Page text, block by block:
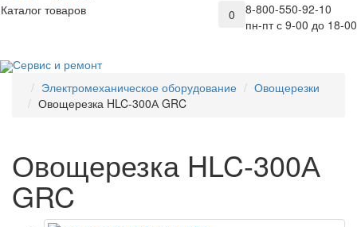
8-800-550-92-10
пн-пт с 9-00 до 18-00
0
Каталог товаров
Сервис и ремонт
Электромеханическое оборудование
Овощерезки
Овощерезка HLC-300А GRC
Овощерезка HLC-300А
GRC